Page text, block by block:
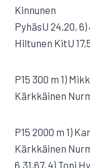
Kinnunen
PyhäsU 24,20,
Hiltunen KitU
P15 300 m 1)
Kärkkäinen
P15 2000 m 1)
Kärkkäinen
6.31,67, 4) Toni